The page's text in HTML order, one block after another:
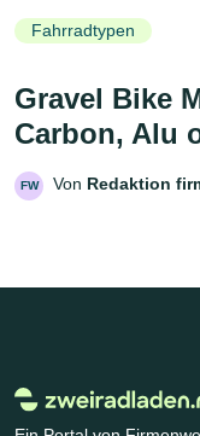
Fahrradtypen
Gravel Bike
Carbon, Alu
FW Von Redaktion